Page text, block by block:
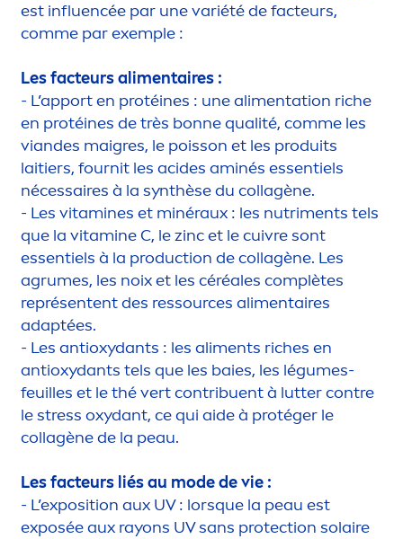
est influencée par une variété de facteurs,
comme par exemple :
Les facteurs alimentaires :
- L’apport en protéines : une alimentation riche
en protéines de très bonne qualité, comme les
viandes maigres, le poisson et les produits
laitiers, fournit les acides aminés essentiels
nécessaires à la synthèse du collagène.
- Les vitamines et minéraux : les nutriments tels
que la vitamine C, le zinc et le cuivre sont
essentiels à la production de collagène. Les
agrumes, les noix et les céréales complètes
représentent des ressources alimentaires
adaptées.
- Les antioxydants : les aliments riches en
antioxydants tels que les baies, les légumes-
feuilles et le thé vert contribuent à lutter contre
lestress oxydant, ce qui aide à protéger le
collagène de la peau.
Les facteurs liés au mode de vie :
- L’exposition aux UV : lorsque la peau est
exposée aux rayons UV sans protection solaire